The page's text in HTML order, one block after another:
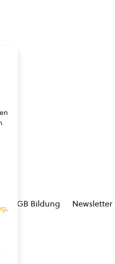
AGB Bildung Newsletter
.